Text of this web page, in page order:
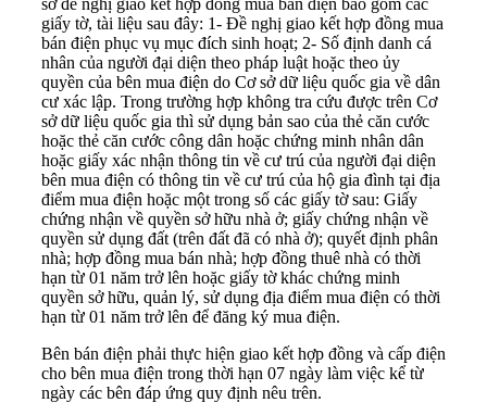
giấy tờ, tài liệu sau đây: 1- Đề nghị giao kết hợp đồng mua
bán điện phục vụ mục đích sinh hoạt; 2- Số định danh cá
nhân của người đại diện theo pháp luật hoặc theo ủy
quyền của bên mua điện do Cơ sở dữ liệu quốc gia về dân
cư xác lập. Trong trường hợp không tra cứu được trên Cơ
sở dữ liệu quốc gia thì sử dụng bản sao của thẻ căn cước
hoặc thẻ căn cước công dân hoặc chứng minh nhân dân
hoặc giấy xác nhận thông tin về cư trú của người đại diện
bên mua điện có thông tin về cư trú của hộ gia đình tại địa
điểm mua điện hoặc một trong số các giấy tờ sau: Giấy
chứng nhận về quyền sở hữu nhà ở; giấy chứng nhận về
quyền sử dụng đất (trên đất đã có nhà ở); quyết định phân
nhà; hợp đồng mua bán nhà; hợp đồng thuê nhà có thời
hạn từ 01 năm trở lên hoặc giấy tờ khác chứng minh
quyền sở hữu, quản lý, sử dụng địa điểm mua điện có thời
hạn từ 01 năm trở lên để đăng ký mua điện.
Bên bán điện phải thực hiện giao kết hợp đồng và cấp điện
cho bên mua điện trong thời hạn 07 ngày làm việc kể từ
ngày các bên đáp ứng quy định nêu trên.